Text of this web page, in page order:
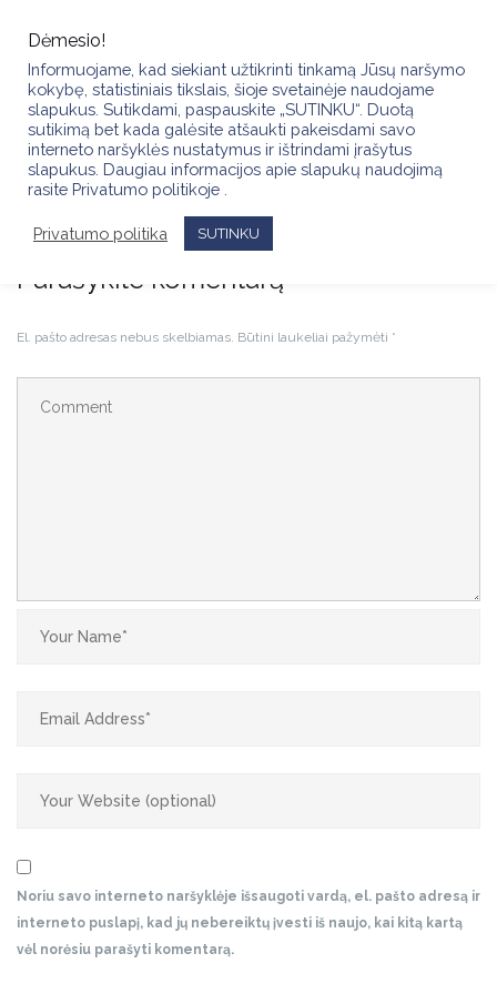
content
IMG_3184
Parašykite komentarą
El. pašto adresas nebus skelbiamas. Būtini laukeliai pažymėti *
Noriu savo interneto naršyklėje išsaugoti vardą, el. pašto adresą ir
interneto puslapį, kad jų nebereiktų įvesti iš naujo, kai kitą kartą
vėl norėsiu parašyti komentarą.
Dėmesio!
Informuojame, kad siekiant užtikrinti tinkamą Jūsų naršymo
kokybę, statistiniais tikslais, šioje svetainėje naudojame
slapukus. Sutikdami, paspauskite „SUTINKU“. Duotą
sutikimą bet kada galėsite atšaukti pakeisdami savo
interneto naršyklės nustatymus ir ištrindami įrašytus
slapukus. Daugiau informacijos apie slapukų naudojimą
rasite Privatumo politikoje .
Privatumo politika SUTINKU